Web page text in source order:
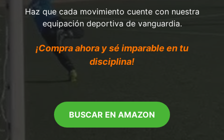
Haz que cada movimiento cuente con nuestra
equipación deportiva de vanguardia.
¡Compra ahora y sé imparable en tu
disciplina!
BUSCAR EN AMAZON